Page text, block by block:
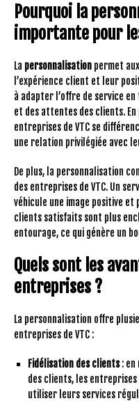
Pourquoi la
importante pour
La personnalisation permet
l’expérience client et leur
à adapter l’offre de service
et des attentes des clients.
entreprises de VTC se
une relation privilégiée avec
De plus, la personnalisation
des entreprises de VTC. Un
véhicule une image positive et
clients satisfaits sont plus
entourage, ce qui génère un
Quels sont les
entreprises ?
La personnalisation offre
entreprises de VTC :
Fidélisation des clients: en
des clients, les
utiliser leurs services